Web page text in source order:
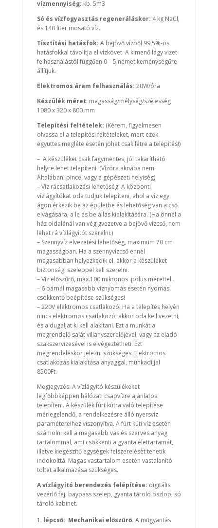
vízmennyiség: kb. 5m3
Só és vízfogyasztás regeneráláskor: 4 kg NaCl,
és 140 liter mosató víz.
Tisztítási hatásfok: A bejövő vízből 99,5%-os
hatásfokkal távolítja el vízkövet. A kimenő lágy vizet
felhasználástól függően 0 – 5 német keménységűre
állítjuk.
Elektromos áram felhasználás: 20W/óra
Készülék méret: magasság/mélység/szélesség
1080 x 320 x 800 mm
Telepítési feltételek: (Kérem, figyelmesen
olvassa el a telepítési feltételeket, mert ezek
együttes megléte esetén jöhet csak létre a telepítés!)
– A készüléket csak fagymentes, jól takarítható
helyre lehet telepíteni. (Vízóra aknába nem!
Általában: pince, vagy a gépészeti helyiség)
– Víz rácsatlakozási lehetőség. A központi
vízlágyítókat oda tudjuk telepíteni, ahol a víz egy
ágon érkezik be az épületbe és lehetőség van a cső
elvágására, a le és be állás kialakítására. (Ha önnél a
ház oldalánál van végigvezetve a bejövő vízcső, nem
lehet rá vízlágyítót szerelni.)
– Szennyvíz elvezetési lehetőség, maximum 70 cm
magasságban. Ha a szennyvízcső ennél
magasabban helyezkedik el, akkor a készüléket
biztonsági szeleppel kell szerelni.
– Víz előszűrő, max.100 mikronos pólus mérettel.
– 6 bárnál magasabb víznyomás esetén nyomás
csökkentő beépítése szükséges!
– 220V elektromos csatlakozó. Ha a telepítés helyén
nincs elektromos csatlakozó, akkor oda kell vezetni,
és a dugaljat ki kell alakítani. Ezt a munkát a
megrendelő saját villanyszerelőjével, vagy az eladó
szakszervizesével is elvégeztetheti. Ezt
megrendeléskor jelezni szükséges. Elektromos
csatlakozás kialakítása anyaggal, munkadíjjal
8500Ft.
Megjegyzés: A vízlágyító készülékeket
legfőbbképpen hálózati csapvízre ajánlatos
telepíteni. A készülék fúrt kútra való telepítése
mérlegelendő, a rendelkezésre álló nyersvíz
paramétereihez viszonyítva. A fúrt kúti víz esetén
számolni kell a magasabb vas és szerves anyag
tartalommal, ami csökkenti a gyanta élettartamát,
illetve kiegészítő egységek felszerelését tehetik
indokolttá. Magas vastartalom esetén vastalanító
töltet alkalmazása szükséges.
A vízlágyító berendezés felépítése: digitális
vezérlő fej, baypass szelep, gyanta tároló oszlop, só
tároló kabinet.
lépcső: Mechanikai előszűrő. A műgyantás